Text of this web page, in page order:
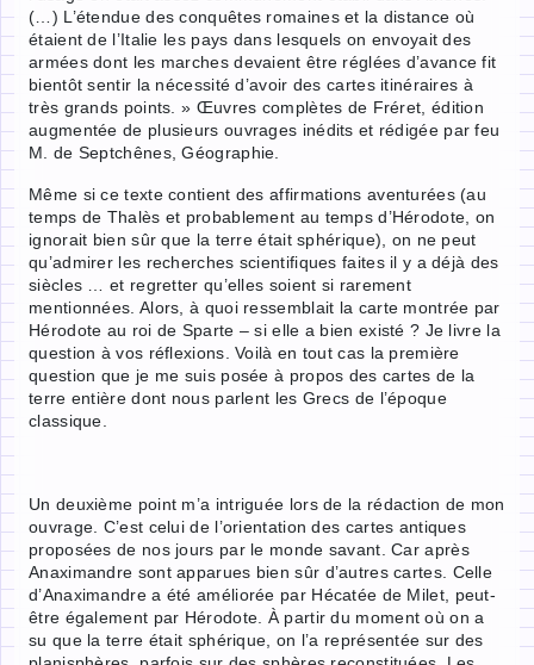
(…) L’étendue des conquêtes romaines et la distance où
étaient de l’Italie les pays dans lesquels on envoyait des
armées dont les marches devaient être réglées d’avance fit
bientôt sentir la nécessité d’avoir des cartes itinéraires à
très grands points. » Œuvres complètes de Fréret, édition
augmentée de plusieurs ouvrages inédits et rédigée par feu
M. de Septchênes, Géographie.
Même si ce texte contient des affirmations aventurées (au
temps de Thalès et probablement au temps d’Hérodote, on
ignorait bien sûr que la terre était sphérique), on ne peut
qu’admirer les recherches scientifiques faites il y a déjà des
siècles … et regretter qu’elles soient si rarement
mentionnées. Alors, à quoi ressemblait la carte montrée par
Hérodote au roi de Sparte – si elle a bien existé ? Je livre la
question à vos réflexions. Voilà en tout cas la première
question que je me suis posée à propos des cartes de la
terre entière dont nous parlent les Grecs de l’époque
classique.
Un deuxième point m’a intriguée lors de la rédaction de mon
ouvrage. C’est celui de l’orientation des cartes antiques
proposées de nos jours par le monde savant. Car après
Anaximandre sont apparues bien sûr d’autres cartes. Celle
d’Anaximandre a été améliorée par Hécatée de Milet, peut-
être également par Hérodote. À partir du moment où on a
su que la terre était sphérique, on l’a représentée sur des